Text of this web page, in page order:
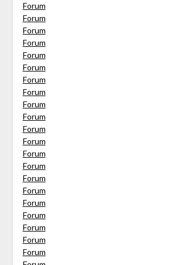
Forum
Forum
Forum
Forum
Forum
Forum
Forum
Forum
Forum
Forum
Forum
Forum
Forum
Forum
Forum
Forum
Forum
Forum
Forum
Forum
Forum